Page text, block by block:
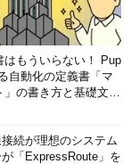
はもういらない！ Pup
自動化の定義書「マ
」の書き方と基礎文法
続が理想のシステム
「ExpressRoute」を